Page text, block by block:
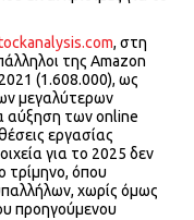
, στη
της Amazon
(1.608.000), ως
μεγαλύτερων
αύξηση των online
εργασίας
για το 2025 δεν
τρίμηνο, όπου
χωρίς όμως
προηγούμενου